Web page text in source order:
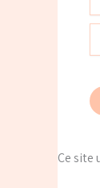
Ce site